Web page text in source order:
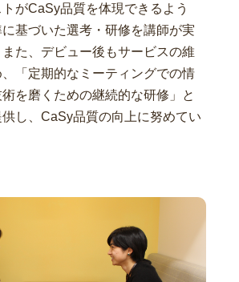
がCaSy品質を体現できるよう
基づいた選考・研修を講師が実
た、デビュー後もサービスの維
「定期的なミーティングでの情
を磨くための継続的な研修」と
し、CaSy品質の向上に努めてい